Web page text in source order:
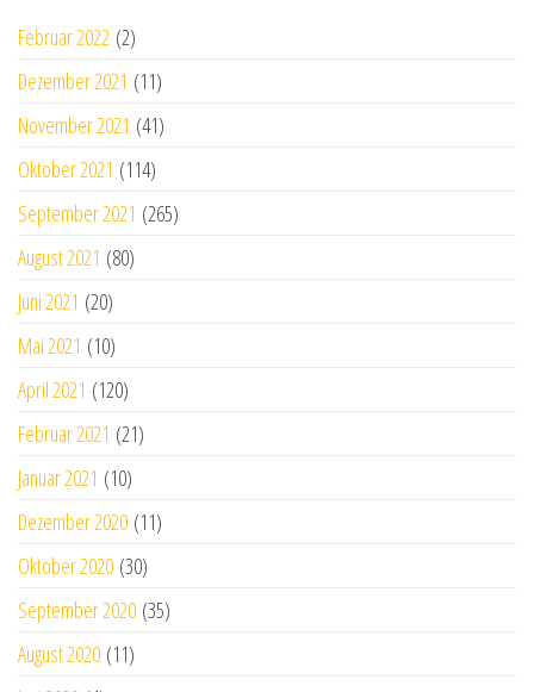
Februar 2022 (2)
Dezember 2021 (11)
November 2021 (41)
Oktober 2021 (114)
September 2021 (265)
August 2021 (80)
Juni 2021 (20)
Mai 2021 (10)
April 2021 (120)
Februar 2021 (21)
Januar 2021 (10)
Dezember 2020 (11)
Oktober 2020 (30)
September 2020 (35)
August 2020 (11)